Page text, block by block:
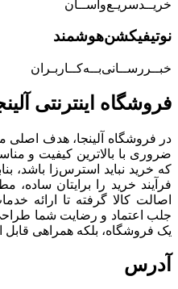
خریــد‌سریـع‌و‌آســان
نوتیفیکشن‌هوشمند
خبــررســانی‌بــه‌کــاربـران
فروشگاه‌ اینترنتی‌
در فروشگاه آلینجا، هدف اصلی
ضروری با بالاترین کیفیت و
که خرید نباید استرس‌زا باشد،
فرآیند خرید را برایتان
اصالت کالا گرفته تا ارائه
جلب اعتماد و رضایت شما
یک فروشگاه، بلکه همراهی قابل
آدرس